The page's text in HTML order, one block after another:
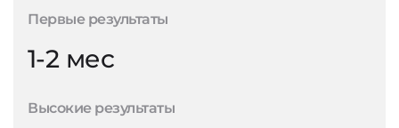
Первые результаты
1-2 мес
Высокие результаты